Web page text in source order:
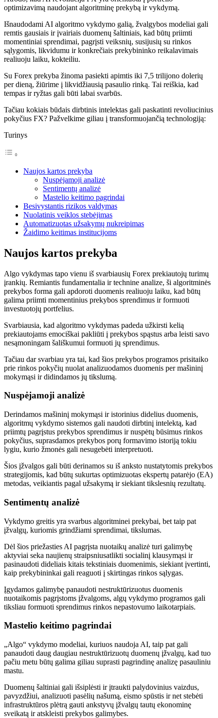
optimizavimą naudojant algoritminę prekybą ir vykdymą.
Išnaudodami AI algoritmo vykdymo galią, žvalgybos modeliai gali
remtis gausiais ir įvairiais duomenų šaltiniais, kad būtų priimti
momentiniai sprendimai, pagrįsti veiksnių, susijusių su rinkos
sąlygomis, likvidumu ir konkrečiais prekybininko reikalavimais
realiuoju laiku, kokteiliu.
Su Forex prekyba žinoma pasiekti apimtis iki 7,5 trilijono dolerių
per dieną, žiūrime į likvidžiausią pasaulio rinką. Tai reiškia, kad
tempas ir ryžtas gali būti labai svarbūs.
Tačiau kokiais būdais dirbtinis intelektas gali paskatinti revoliucinius
pokyčius FX? Pažvelkime giliau į transformuojančią technologiją:
Turinys
Naujos kartos prekyba
Nuspėjamoji analizė
Sentimentų analizė
Mastelio keitimo pagrindai
Besivystantis rizikos valdymas
Nuolatinis veiklos stebėjimas
Automatizuotas užsakymų nukreipimas
Žaidimo keitimas institucijoms
Naujos kartos prekyba
Algo vykdymas tapo vienu iš svarbiausių Forex prekiautojų turimų
įrankių. Remiantis fundamentalia ir technine analize, ši algoritminės
prekybos forma gali apdoroti duomenis realiuoju laiku, kad būtų
galima priimti momentinius prekybos sprendimus ir formuoti
investuotojų portfelius.
Svarbiausia, kad algoritmo vykdymas padeda užkirsti kelią
prekiautojams emociškai pakliūti į prekybos spąstus arba leisti savo
nesąmoningam šališkumui formuoti jų sprendimus.
Tačiau dar svarbiau yra tai, kad šios prekybos programos prisitaiko
prie rinkos pokyčių nuolat analizuodamos duomenis per mašininį
mokymąsi ir didindamos jų tikslumą.
Nuspėjamoji analizė
Derindamos mašininį mokymąsi ir istorinius didelius duomenis,
algoritmų vykdymo sistemos gali naudoti dirbtinį intelektą, kad
priimtų pagrįstus prekybos sprendimus ir nuspėtų būsimus rinkos
pokyčius, suprasdamos prekybos porų formavimo istoriją tokiu
lygiu, kurio žmonės gali nesugebėti interpretuoti.
Šios įžvalgos gali būti derinamos su iš anksto nustatytomis prekybos
strategijomis, kad būtų sukurtas optimizuotas ekspertų patarėjo (EA)
metodas, veikiantis pagal užsakymą ir siekiant tikslesnių rezultatų.
Sentimentų analizė
Vykdymo greitis yra svarbus algoritminei prekybai, bet taip pat
įžvalgų, kuriomis grindžiami sprendimai, tikslumas.
Dėl šios priežasties AI pagrįsta nuotaikų analizė turi galimybę
aktyviai seka naujienų straipsniusatlikti socialinį klausymąsi ir
pasinaudoti dideliais kitais tekstiniais duomenimis, siekiant įvertinti,
kaip prekybininkai gali reaguoti į skirtingas rinkos sąlygas.
Įgydamos galimybę panaudoti nestruktūrizuotus duomenis
nuotaikomis pagrįstoms įžvalgoms, algų vykdymo programos gali
tiksliau formuoti sprendimus rinkos nepastovumo laikotarpiais.
Mastelio keitimo pagrindai
„Algo“ vykdymo modeliai, kuriuos naudoja AI, taip pat gali
panaudoti daug daugiau nestruktūrizuotų duomenų įžvalgų, kad tuo
pačiu metu būtų galima giliau suprasti pagrindinę analizę pasauliniu
mastu.
Duomenų šaltiniai gali išsiplėsti ir įtraukti palydovinius vaizdus, ​​
pavyzdžiui, analizuoti pasėlių našumą, eismo spūstis ir net stebėti
infrastruktūros plėtrą gauti ankstyvų įžvalgų tautų ekonominę
sveikatą ir atskleisti prekybos galimybes.